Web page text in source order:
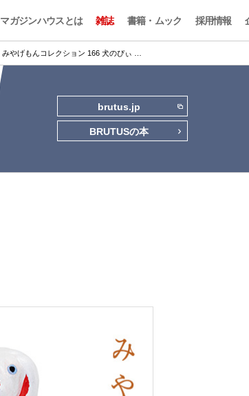
マガジンハウスとは 雑誌 書籍・ムック 採用情報
みやげもんコレクション 166 犬のぴぃ …
brutus.jp
BRUTUSの本